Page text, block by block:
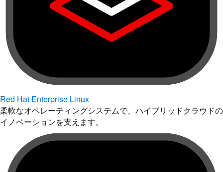
Red Hat Enterprise Linux
柔軟なオペレーティングシステムで、ハイブリッドクラウドの
イノベーションを支えます。